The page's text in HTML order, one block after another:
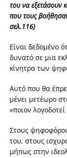
του να εξετάσουν
που τους
σελ.116)
Είναι δεδομένο
δυνατό σε μια
κίνητρα των
Αυτό που θα
μένει μετέωρο
«ποιον
Στους
του, στους
μήπως στην